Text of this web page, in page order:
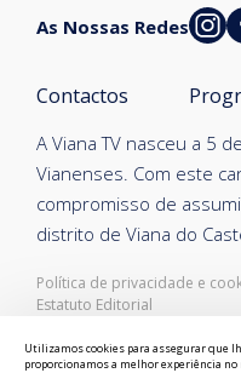
Política de privacidade e
Estatuto Editorial
A Viana TV nasceu a 5
Vianenses. Com este
compromisso de
distrito de Viana do
Contactos
As Nossas Redes
Utilizamos cookies para assegurar que
proporcionamos a melhor experiência no